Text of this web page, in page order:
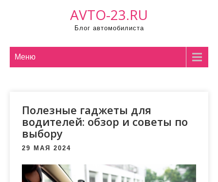
AVTO-23.RU
Блог автомобилиста
Меню
Полезные гаджеты для
водителей: обзор и советы по
выбору
29 МАЯ 2024